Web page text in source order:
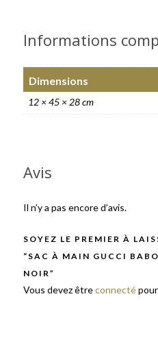
Informations
Dimensions
12 × 45 × 28 cm
Avis
Il n’y a pas encore d’avis.
SOYEZ LE PREMIER À
“SAC À MAIN GUCCI
NOIR”
Vous devez êtreconnecté